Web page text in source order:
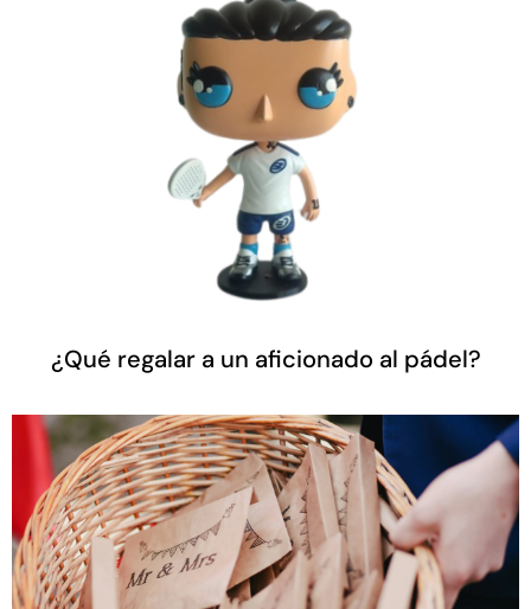
¿Qué regalar a un aficionado al pádel?